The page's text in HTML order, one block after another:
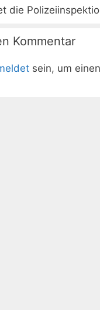
die
Kommentar
sein, um